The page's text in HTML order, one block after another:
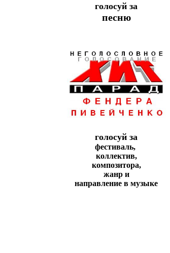
голосуй за
песню
голосуй за
фестиваль,
коллeктив,
композитора,
жанр и
направление в музыке